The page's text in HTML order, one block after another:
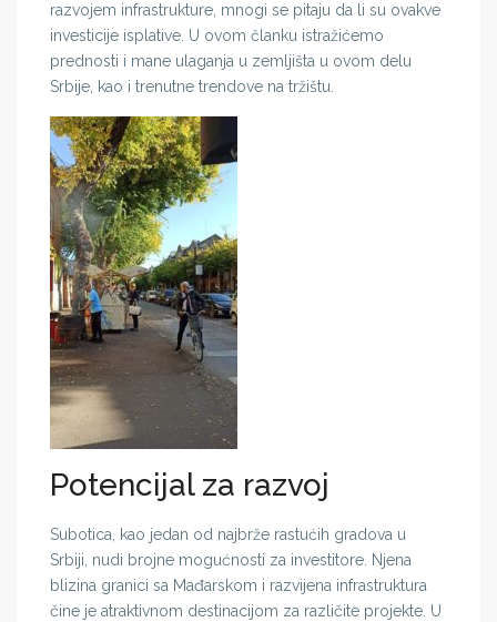
razvojem infrastrukture, mnogi se pitaju da li su ovakve
investicije isplative. U ovom članku istražićemo
prednosti i mane ulaganja u zemljišta u ovom delu
Srbije, kao i trenutne trendove na tržištu.
Potencijal za razvoj
Subotica, kao jedan od najbrže rastućih gradova u
Srbiji, nudi brojne mogućnosti za investitore. Njena
blizina granici sa Mađarskom i razvijena infrastruktura
čine je atraktivnom destinacijom za različite projekte. U